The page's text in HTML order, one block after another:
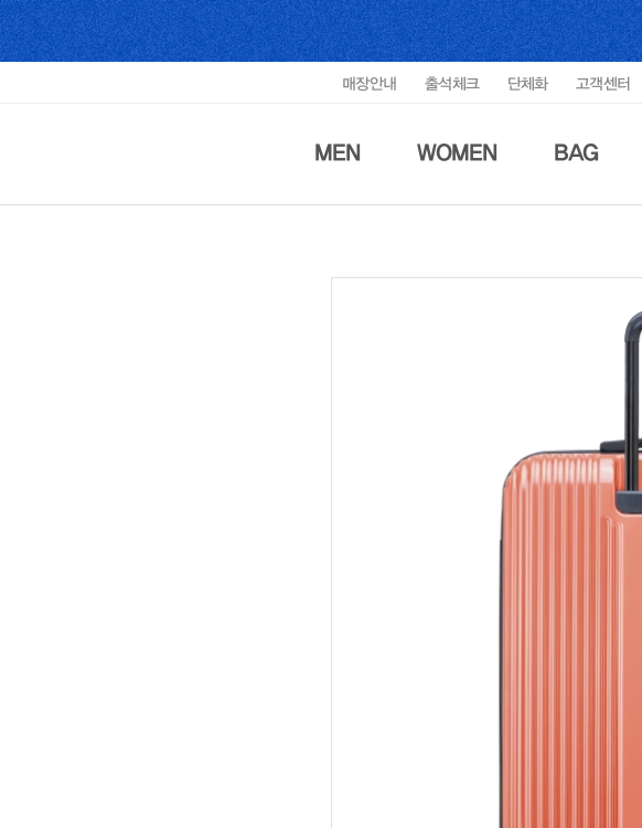
매장안내 출석체크 단체화 고객센터
MEN WOMEN BAG